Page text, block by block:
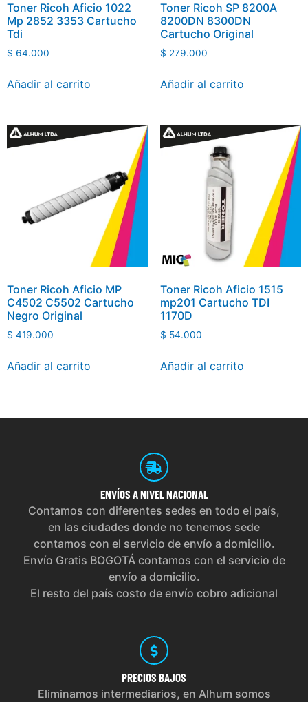
Toner Ricoh Aficio 1022
Mp 2852 3353 Cartucho
Tdi
$ 64.000
Añadir al carrito
Toner Ricoh SP 8200A
8200DN 8300DN
Cartucho Original
$ 279.000
Añadir al carrito
Toner Ricoh Aficio MP
C4502 C5502 Cartucho
Negro Original
$ 419.000
Añadir al carrito
Toner Ricoh Aficio 1515
mp201 Cartucho TDI
1170D
$ 54.000
Añadir al carrito
ENVÍOS A NIVEL NACIONAL
Contamos con diferentes sedes en todo el país,
en las ciudades donde no tenemos sede
contamos con el servicio de envío a domicilio.
Envío Gratis BOGOTÁ contamos con el servicio de
envío a domicilio.
El resto del país costo de envío cobro adicional
PRECIOS BAJOS
Eliminamos intermediarios, en Alhum somos